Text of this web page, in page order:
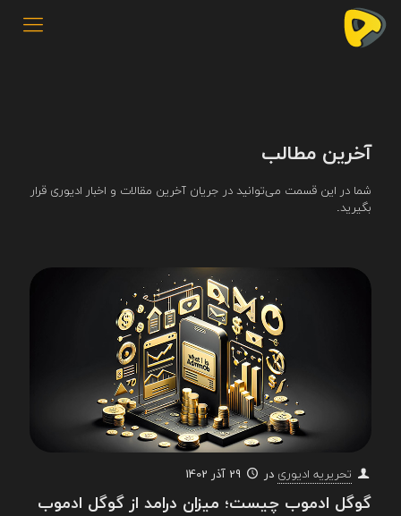
آخرین مطالب
شما در این قسمت می‌توانید در جریان آخرین مقالات و اخبار ادیوری قرار
بگیرید.
تحریریه ادیوری در 29 آذر 1402
گوگل ادموب چیست؛ میزان درامد از گوگل ادموب